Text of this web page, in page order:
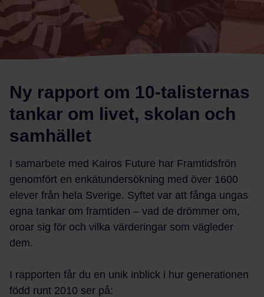
Ny rapport om 10-talisternas
tankar om livet, skolan och
samhället
I samarbete med Kairos Future har Framtidsfrön
genomfört en enkätundersökning med över 1600
elever från hela Sverige. Syftet var att fånga ungas
egna tankar om framtiden – vad de drömmer om,
oroar sig för och vilka värderingar som vägleder
dem.
I rapporten får du en unik inblick i hur generationen
född runt 2010 ser på: